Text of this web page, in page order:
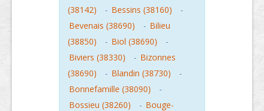
(38142)
- Bessins (38160)
-
Bevenais (38690)
- Bilieu
(38850)
- Biol (38690)
-
Biviers (38330)
- Bizonnes
(38690)
- Blandin (38730)
-
Bonnefamille (38090)
-
Bossieu (38260)
- Bouge-